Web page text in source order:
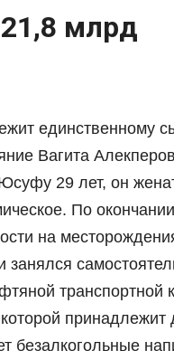
млрд
единственному
Вагита
29 лет, он
По
на
занялся
транспортной
принадлежит
безалкогольные